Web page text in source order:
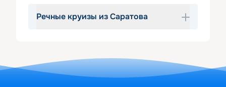
Речные круизы из Саратова
далеко-далеко? Не противьтесь
этому желанию, ведь оно значит, что